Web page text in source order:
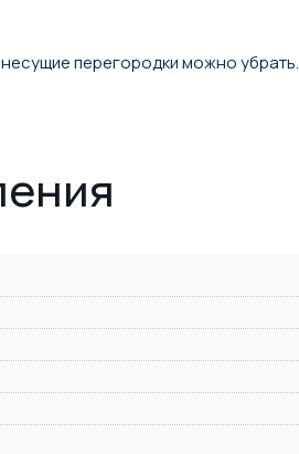
перегородки можно убрать.